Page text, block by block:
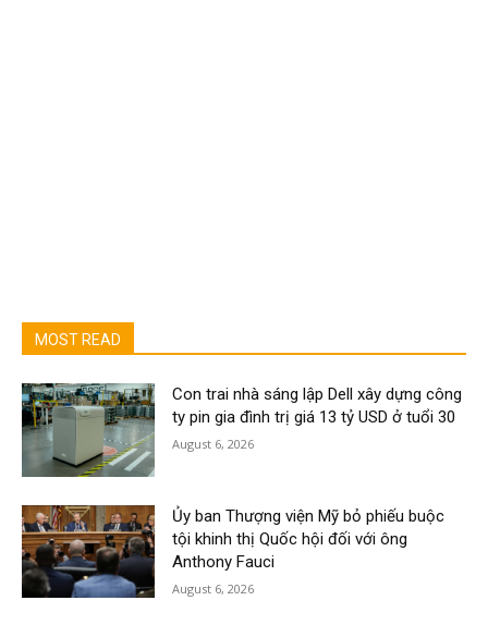
MOST READ
Con trai nhà sáng lập Dell xây dựng công
ty pin gia đình trị giá 13 tỷ USD ở tuổi 30
August 6, 2026
Ủy ban Thượng viện Mỹ bỏ phiếu buộc
tội khinh thị Quốc hội đối với ông
Anthony Fauci
August 6, 2026